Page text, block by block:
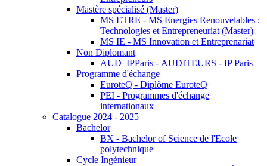
Mastère spécialisé (Master)
MS ETRE - MS Energies Renouvelables :
Technologies et Entrepreneuriat (Master)
MS IE - MS Innovation et Entreprenariat
Non Diplomant
AUD_IPParis - AUDITEURS - IP Paris
Programme d'échange
EuroteQ - Diplôme EuroteQ
PEI - Programmes d'échange
internationaux
Catalogue 2024 - 2025
Bachelor
BX - Bachelor of Science de l'Ecole
polytechnique
Cycle Ingénieur